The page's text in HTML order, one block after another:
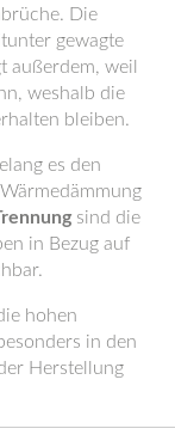
Die
gewagte
außerdem, weil
weshalb die
bleiben.
es den
sind die
in Bezug auf
hohen
in den
Herstellung